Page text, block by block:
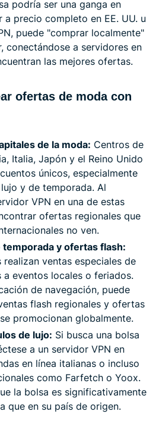
podría ser una ganga en
a precio completo en EE. UU. u
puede "comprar localmente"
conectándose a servidores en
las mejores ofertas.
ofertas de moda con
de la moda: Centros de
Italia, Japón y el Reino Unido
únicos, especialmente
y de temporada. Al
VPN en una de estas
ofertas regionales que
no ven.
temporada y ofertas flash:
realizan ventas especiales de
eventos locales o feriados.
de navegación, puede
flash regionales y ofertas
promocionan globalmente.
de lujo: Si busca una bolsa
a un servidor VPN en
en línea italianas o incluso
como Farfetch o Yoox.
la bolsa es significativamente
que en su país de origen.